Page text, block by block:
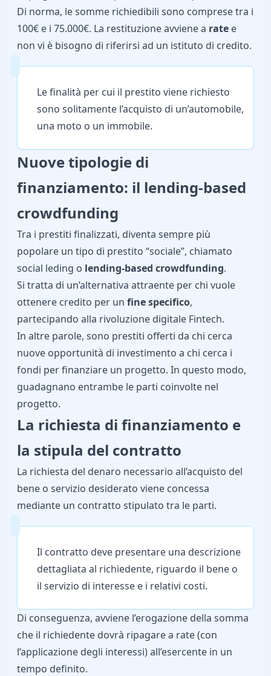
Di norma, le somme richiedibili sono comprese tra i
100€ e i 75.000€. La restituzione avviene a rate e
non vi è bisogno di riferirsi ad un istituto di credito.
Le finalità per cui il prestito viene richiesto
sono solitamente l’acquisto di un’automobile,
una moto o un immobile.
Nuove tipologie di
finanziamento: il lending-based
crowdfunding
Tra i prestiti finalizzati, diventa sempre più
popolare un tipo di prestito “sociale”, chiamato
social leding o lending-based crowdfunding.
Si tratta di un’alternativa attraente per chi vuole
ottenere credito per un fine specifico,
partecipando alla rivoluzione digitale Fintech.
In altre parole, sono prestiti offerti da chi cerca
nuove opportunità di investimento a chi cerca i
fondi per finanziare un progetto. In questo modo,
guadagnano entrambe le parti coinvolte nel
progetto.
La richiesta di finanziamento e
la stipula del contratto
La richiesta del denaro necessario all’acquisto del
bene o servizio desiderato viene concessa
mediante un contratto stipulato tra le parti.
Il contratto deve presentare una descrizione
dettagliata al richiedente, riguardo il bene o
il servizio di interesse e i relativi costi.
Di conseguenza, avviene l’erogazione della somma
che il richiedente dovrà ripagare a rate (con
l’applicazione degli interessi) all’esercente in un
tempo definito.